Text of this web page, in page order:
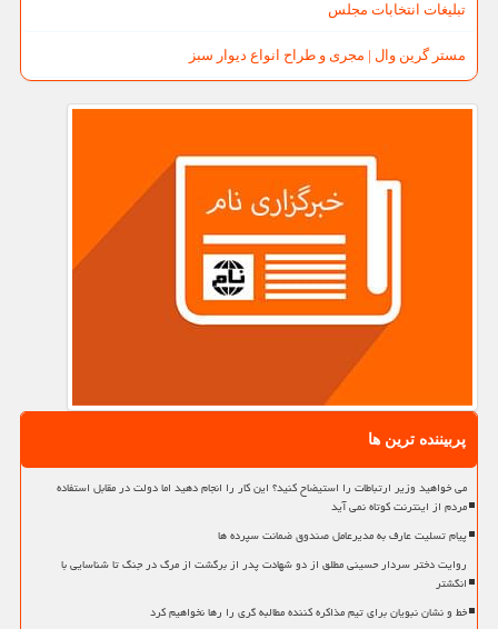
تبلیغات انتخابات مجلس
مستر گرین وال | مجری و طراح انواع دیوار سبز
پربیننده ترین ها
می خواهید وزیر ارتباطات را استیضاح کنید؟ این کار را انجام دهید اما دولت در مقابل استفاده
مردم از اینترنت کوتاه نمی آید
پیام تسلیت عارف به مدیرعامل صندوق ضمانت سپرده ها
روایت دختر سردار حسینی مطلق از دو شهادت پدر از برگشت از مرگ در جنگ تا شناسایی با
انگشتر
خط و نشان نبویان برای تیم مذاکره کننده مطالبه گری را رها نخواهیم کرد